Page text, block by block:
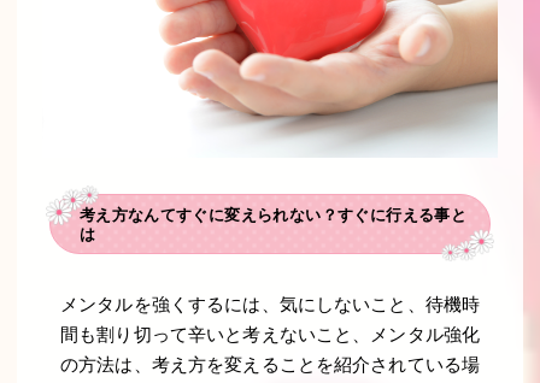
考え方なんてすぐに変えられない？すぐに行える事と
は
メンタルを強くするには、気にしないこと、待機時
間も割り切って辛いと考えないこと、メンタル強化
の方法は、考え方を変えることを紹介されている場